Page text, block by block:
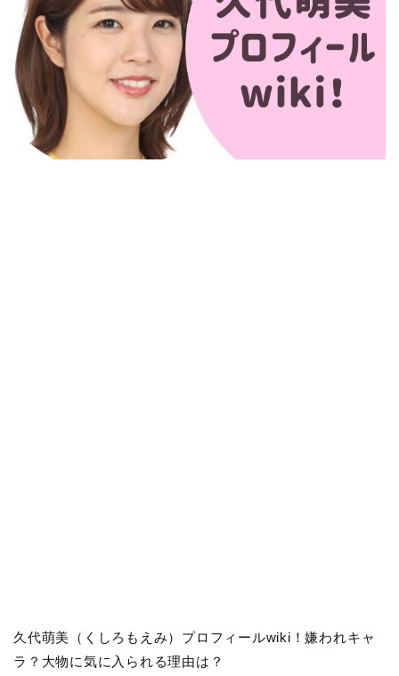
久代萌美（くしろもえみ）プロフィールwiki！嫌われキャ
ラ？大物に気に入られる理由は？